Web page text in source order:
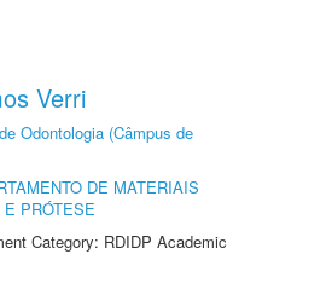
Verri
Odontologia (Câmpus de
DE MATERIAIS
E PRÓTESE
Category: RDIDP Academic